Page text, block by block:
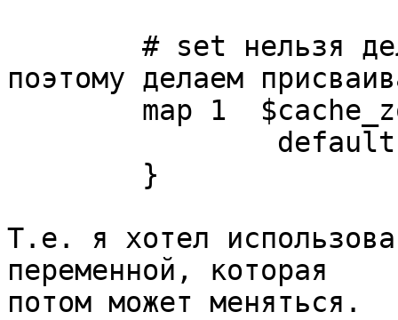
поэтому делаем
Т.е. я хотел
переменной, которая
потом может меняться.